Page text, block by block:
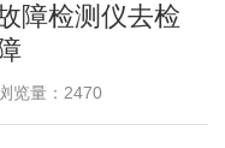
障检测仪去检
览量：2470